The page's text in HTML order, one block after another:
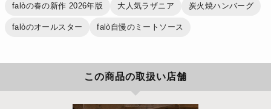
falòの春の新作 2026年版 大人気ラザニア 炭火焼ハンバーグ
falòのオールスター falò自慢のミートソース
この商品の取扱い店舗